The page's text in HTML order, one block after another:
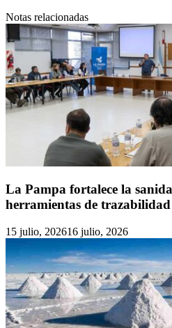
Notas relacionadas
La Pampa fortalece la
herramientas de
15 julio, 202616 julio, 2026